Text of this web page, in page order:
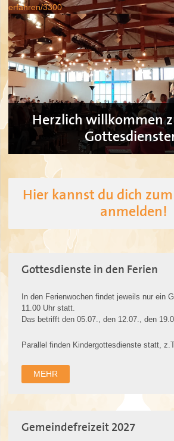
erfahren/3300
Herzlich willkommen
Hier kannst du dich
anmelden!
Gottesdienste in den Ferien
In den Ferienwochen findet jeweils nur ein
11.00 Uhr statt.
Das betrifft den 05.07., den 12.07., den
Parallel finden Kindergottesdienste statt,
MEHR
Gemeindefreizeit 2027